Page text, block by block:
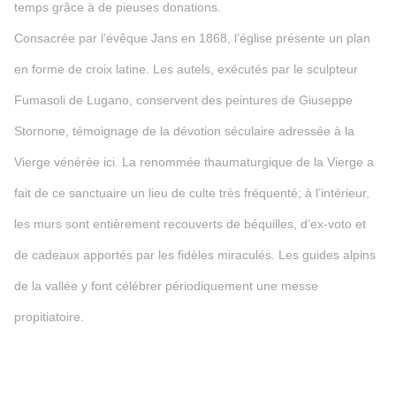
temps grâce à de pieuses donations.
Consacrée par l’évêque Jans en 1868, l’église présente un plan
en forme de croix latine. Les autels, exécutés par le sculpteur
Fumasoli de Lugano, conservent des peintures de Giuseppe
Stornone, témoignage de la dévotion séculaire adressée à la
Vierge vénérée ici. La renommée thaumaturgique de la Vierge a
fait de ce sanctuaire un lieu de culte très fréquenté; à l’intérieur,
les murs sont entièrement recouverts de béquilles, d’ex-voto et
de cadeaux apportés par les fidèles miraculés. Les guides alpins
de la vallée y font célébrer périodiquement une messe
propitiatoire.